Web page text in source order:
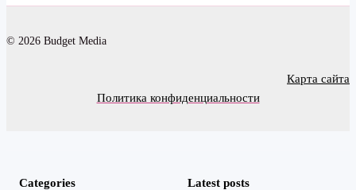
© 2026 Budget Media
Карта сайта
Политика конфиденциальности
Categories Latest posts